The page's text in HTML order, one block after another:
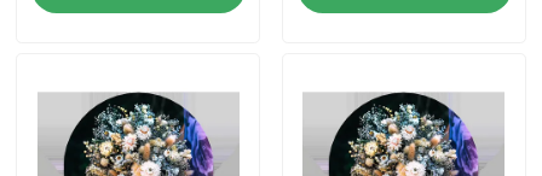
होम
उत्पाद